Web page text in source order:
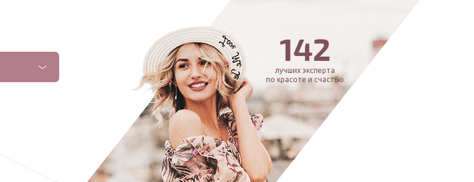
142
лучших эксперта
по красоте и счастью